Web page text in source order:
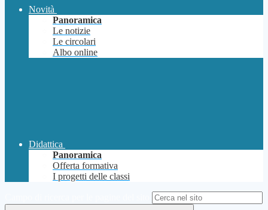
Novità
Panoramica
Le notizie
Le circolari
Albo online
Didattica
Panoramica
Offerta formativa
I progetti delle classi